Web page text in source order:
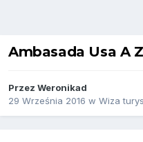
Ambasada Usa A
Przez Weronikad
29 Września 2016 w Wiza